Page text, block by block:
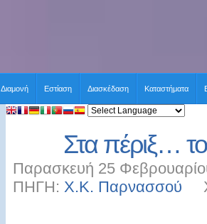
Διαμονή Εστίαση Διασκέδαση Καταστήματα
Στα πέριξ…
Παρασκευή 25
ΠΗΓΗ: Χ.Κ. Παρνασσού